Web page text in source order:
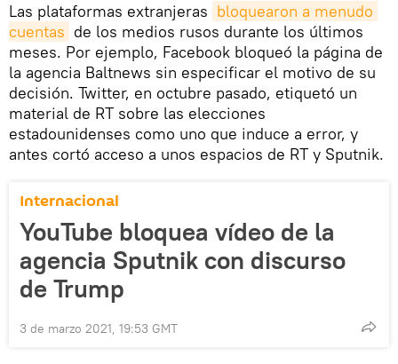
Las plataformas extranjeras bloquearon a menudo
cuentas de los medios rusos durante los últimos
meses. Por ejemplo, Facebook bloqueó la página de
la agencia Baltnews sin especificar el motivo de su
decisión. Twitter, en octubre pasado, etiquetó un
material de RT sobre las elecciones
estadounidenses como uno que induce a error, y
antes cortó acceso a unos espacios de RT y Sputnik.
Internacional
YouTube bloquea vídeo de la
agencia Sputnik con discurso
de Trump
3 de marzo 2021, 19:53 GMT